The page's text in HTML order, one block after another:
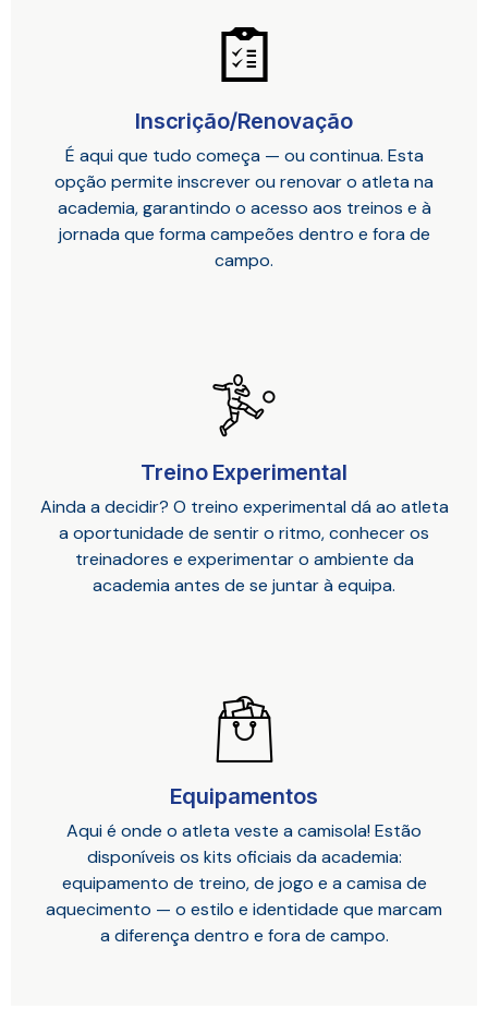
Inscrição/Renovação
É aqui que tudo começa — ou continua. Esta
opção permite inscrever ou renovar o atleta na
academia, garantindo o acesso aos treinos e à
jornada que forma campeões dentro e fora de
campo.
Treino Experimental
Ainda a decidir? O treino experimental dá ao atleta
a oportunidade de sentir o ritmo, conhecer os
treinadores e experimentar o ambiente da
academia antes de se juntar à equipa.
Equipamentos
Aqui é onde o atleta veste a camisola! Estão
disponíveis os kits oficiais da academia:
equipamento de treino, de jogo e a camisa de
aquecimento — o estilo e identidade que marcam
a diferença dentro e fora de campo.